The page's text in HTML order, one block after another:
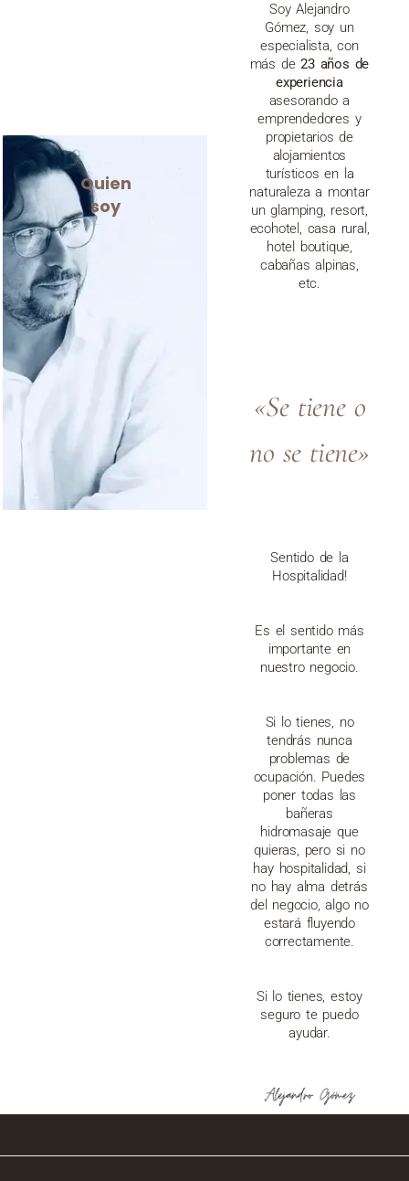
Quien
soy
Soy Alejandro
Gómez, soy un
especialista, con
más de23 años de
experiencia
asesorando a
emprendedores y
propietarios de
alojamientos
turísticos en la
naturaleza a montar
un glamping, resort,
ecohotel, casa rural,
hotel boutique,
cabañas alpinas,
etc.
«Se tiene o
no se tiene»
Sentido de la
Hospitalidad!
Es el sentido más
importante en
nuestro negocio.
Si lo tienes, no
tendrás nunca
problemas de
ocupación. Puedes
poner todas las
bañeras
hidromasaje que
quieras, pero si no
hay hospitalidad, si
no hay alma detrás
del negocio, algo no
estará fluyendo
correctamente.
Si lo tienes, estoy
seguro te puedo
ayudar.